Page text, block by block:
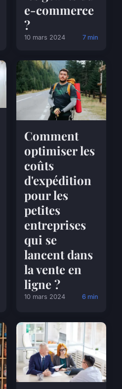
e-commerce
?
10 mars 2024 7 min
Comment
optimiser les
coûts
d'expédition
pour les
petites
entreprises
qui se
lancent dans
la vente en
ligne ?
10 mars 2024 6 min